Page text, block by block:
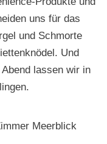
uns für das
und Schmorte
Und
lassen wir in